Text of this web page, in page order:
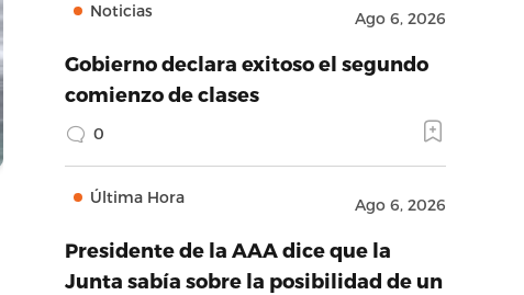
Noticias Ago 6, 2026
Gobierno declara exitoso el segundo
comienzo de clases
0
Última Hora Ago 6, 2026
Presidente de la AAA dice que la
Junta sabía sobre la posibilidad de un